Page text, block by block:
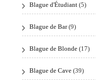
Blague d'Étudiant (5)
Blague de Bar(9)
Blague de Blonde (17)
Blague de Cave (39)